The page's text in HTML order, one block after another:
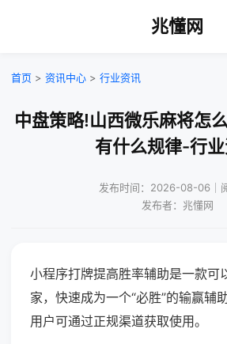
兆懂网
首页 > 资讯中心 > 行业资讯
中盘策略!山西微乐麻将怎
有什么规律-行
发布时间：2026-08-06｜
发布者：兆懂网
小程序打牌提高胜率辅助是一款可
家，快速成为一个“必胜”的输赢辅
用户可通过正规渠道获取使用。